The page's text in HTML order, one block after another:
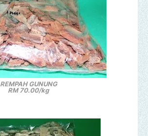
REMPAH GUNUNG
RM 70.00/kg